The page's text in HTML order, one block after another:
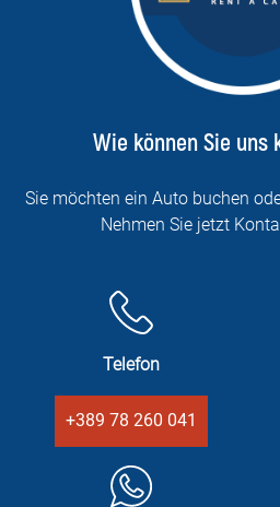
Wie können Sie uns
Sie möchten ein Auto buchen
Nehmen Sie jetzt
Telefon
+389 78 260 041